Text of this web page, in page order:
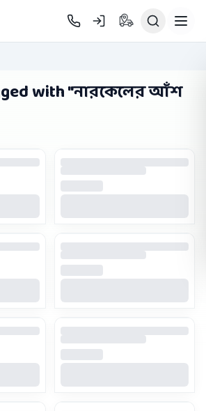
with "নারকেলের আঁশ